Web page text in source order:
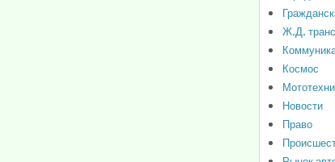
Ж.Д.
Космос
Новости
Право